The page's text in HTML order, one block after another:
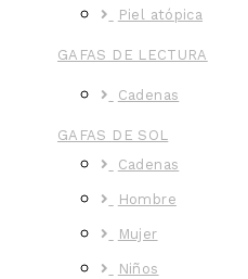
Piel atópica
GAFAS DE LECTURA
Cadenas
GAFAS DE SOL
Cadenas
Hombre
Mujer
Niños